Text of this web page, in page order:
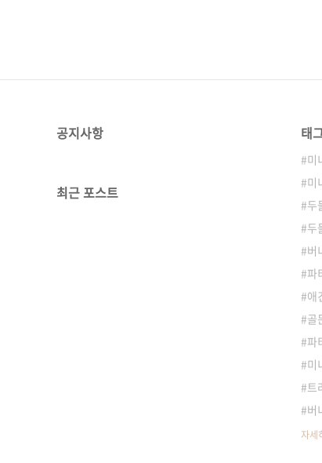
공지사항
최근 포스트
태
미
미
두
두
버
파
애
골
파
미
트
버
자세